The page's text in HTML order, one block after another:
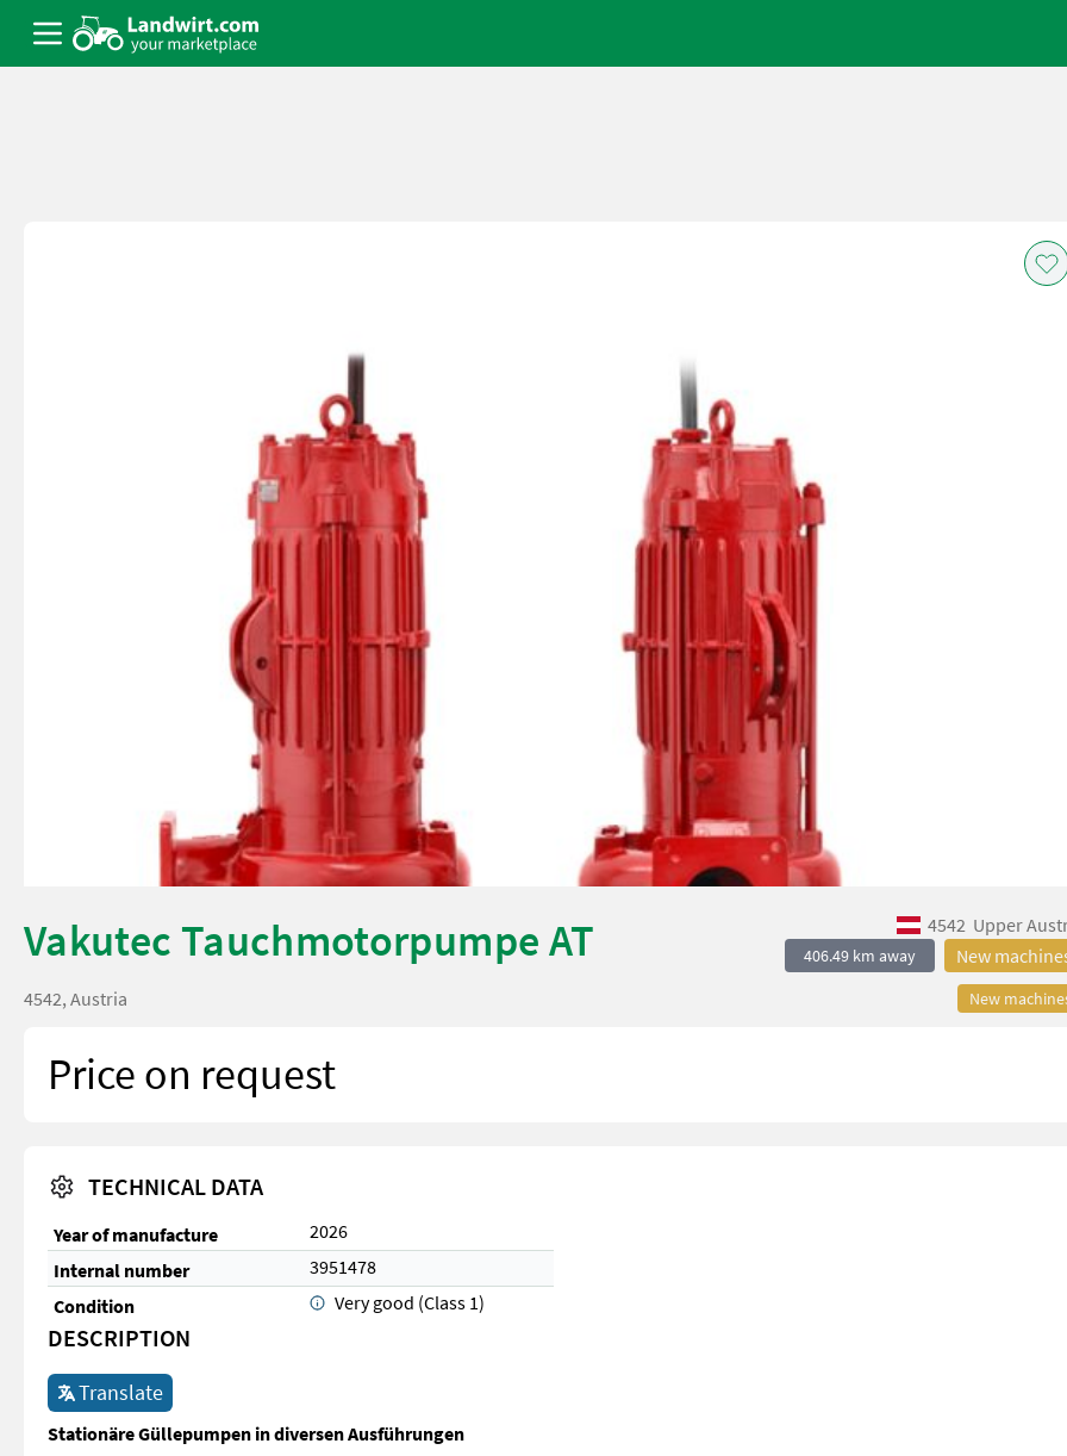
Vakutec Tauchmotorpumpe AT 4542 Upper
406.49 km away New
New
4542, Austria
Price on request
TECHNICAL DATA
Year of manufacture
2026
Internal number
3951478
Condition
Very good (Class 1)
DESCRIPTION
Translate
Stationäre Güllepumpen in diversen Ausführungen